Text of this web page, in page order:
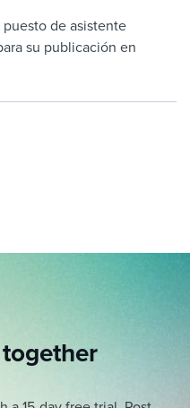
de asistente
su publicación en